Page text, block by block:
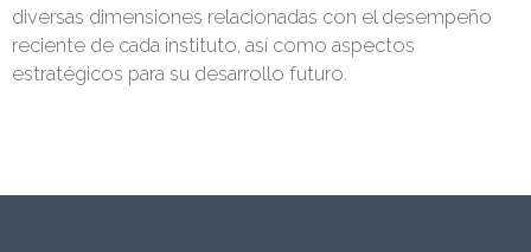
diversas dimensiones relacionadas con el desempeño
reciente de cada instituto, así como aspectos
estratégicos para su desarrollo futuro.